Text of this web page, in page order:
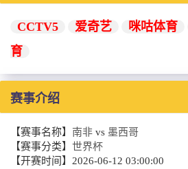
CCTV5 爱奇艺 咪咕体育
育
赛事介绍
【赛事名称】 南非 vs 墨西哥
【赛事分类】 世界杯
【开赛时间】 2026-06-12 03:00:00